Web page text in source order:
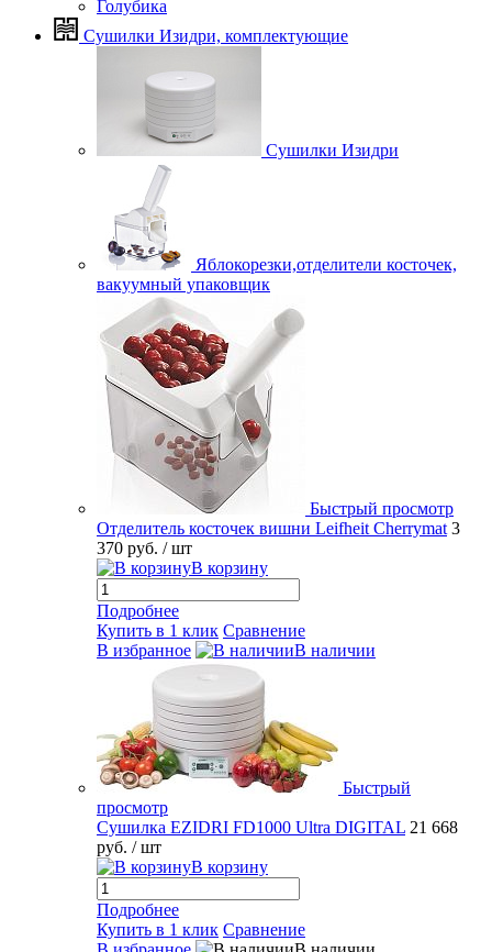
Голубика
Сушилки Изидри, комплектующие
Сушилки Изидри
Яблокорезки,отделители косточек,
вакуумный упаковщик
Быстрый просмотр
Отделитель косточек вишни Leifheit Cherrymat 3
370 руб. / шт
В корзину
Подробнее
Купить в 1 клик Сравнение
В избранное
В наличии
Быстрый
просмотр
Сушилка EZIDRI FD1000 Ultra DIGITAL 21 668
руб. / шт
В корзину
Подробнее
Купить в 1 клик Сравнение